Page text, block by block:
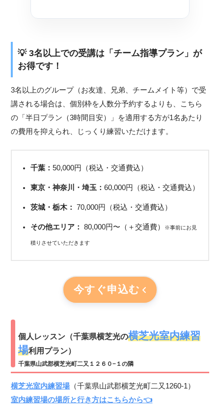
💡 3名以上での受講は「チーム指導プラン」が
お得です！
3名以上のグループ（お友達、兄弟、チームメイト等）で受
講される場合は、個別枠を人数分予約するよりも、こちら
の「半日プラン（3時間目安）」を適用する方が1名あたり
の費用を抑えられ、じっくり練習いただけます。
千葉： 50,000円（税込・交通費込）
東京・神奈川・埼玉： 60,000円（税込・交通費込）
茨城・栃木： 70,000円（税込・交通費込）
その他エリア： 80,000円〜（＋交通費） ※事前にお見
積りさせていただきます
今すぐ申込む
個人レッスン（千葉県横芝光の横芝光室内練習
場利用プラン）
千葉県山武郡横芝光町二又１２６０−１の隣
横芝光室内練習場 （千葉県山武郡横芝光町二又1260-1）
室内練習場の場所と行き方はこちらから👈